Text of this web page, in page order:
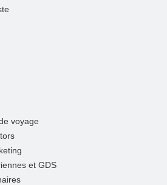
voyage
et GDS